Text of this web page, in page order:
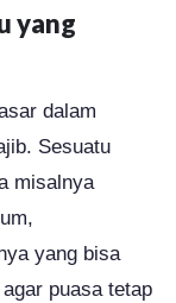
yang
dalam
Sesuatu
misalnya
yang bisa
puasa tetap